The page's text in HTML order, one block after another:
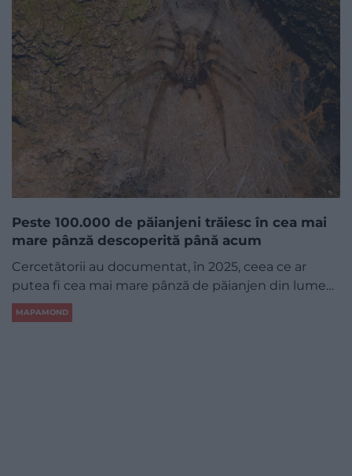
Peste 100.000 de păianjeni trăiesc în cea mai
mare pânză descoperită până acum
Cercetătorii au documentat, în 2025, ceea ce ar
putea fi cea mai mare pânză de păianjen din lume…
MAPAMOND